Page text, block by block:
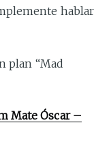
hablar
plan “Mad
Mate Óscar –